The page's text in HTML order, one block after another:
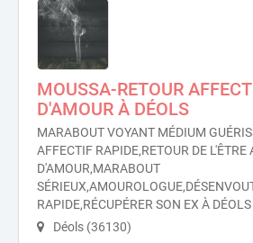
MOUSSA-RETOUR
D'AMOUR À DÉOLS
MARABOUT VOYANT MÉDIUM
AFFECTIF RAPIDE,RETOUR DE L'ÊTRE
D'AMOUR,MARABOUT
RAPIDE,RÉCUPÉRER SON EX À DÉOLS
Déols (36130)